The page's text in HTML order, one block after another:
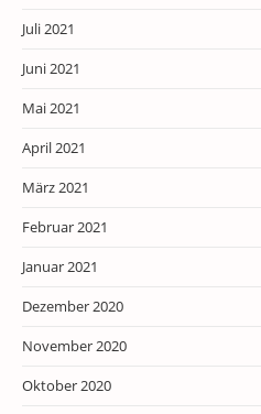
Juli 2021
Juni 2021
Mai 2021
April 2021
März 2021
Februar 2021
Januar 2021
Dezember 2020
November 2020
Oktober 2020